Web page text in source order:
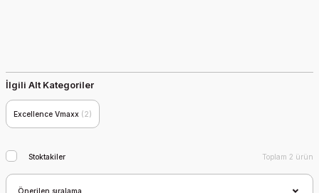
İlgili Alt Kategoriler
Excellence Vmaxx (2)
Stoktakiler Toplam 2 ürün